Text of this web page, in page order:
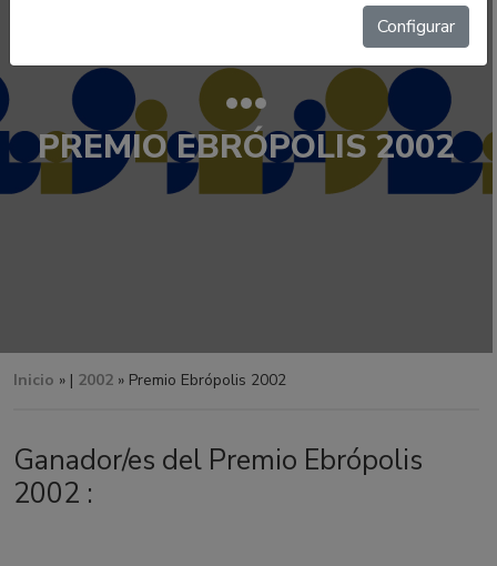
PREMIO EBRÓPOLIS 2002
Inicio » | 2002 » Premio Ebrópolis 2002
Ganador/es del Premio Ebrópolis
2002 :
Configurar